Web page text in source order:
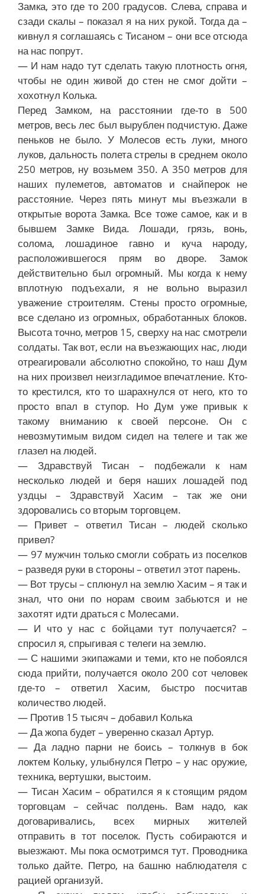
Замка, это где то 200 градусов. Слева, справа и
сзади скалы – показал я на них рукой. Тогда да –
кивнул я соглашаясь с Тисаном – они все отсюда
на нас попрут.
— И нам надо тут сделать такую плотность огня,
чтобы не один живой до стен не смог дойти –
хохотнул Колька.
Перед Замком, на расстоянии где-то в 500
метров, весь лес был вырублен подчистую. Даже
пеньков не было. У Молесов есть луки, много
луков, дальность полета стрелы в среднем около
250 метров, ну возьмем 350. А 350 метров для
наших пулеметов, автоматов и снайперок не
расстояние. Через пять минут мы въезжали в
открытые ворота Замка. Все тоже самое, как и в
бывшем Замке Вида. Лошади, грязь, вонь,
солома, лошадиное гавно и куча народу,
расположившегося прям во дворе. Замок
действительно был огромный. Мы когда к нему
вплотную подъехали, я не вольно выразил
уважение строителям. Стены просто огромные,
все сделано из огромных, обработанных блоков.
Высота точно, метров 15, сверху на нас смотрели
солдаты. Так вот, если на въезжающих нас, люди
отреагировали абсолютно спокойно, то наш Дум
на них произвел неизгладимое впечатление. Кто-
то крестился, кто то шарахнулся от него, кто то
просто впал в ступор. Но Дум уже привык к
такому вниманию к своей персоне. Он с
невозмутимым видом сидел на телеге и так же
глазел на людей.
— Здравствуй Тисан – подбежали к нам
несколько людей и беря наших лошадей под
уздцы – Здравствуй Хасим – так же они
здоровались со вторым торговцем.
— Привет – ответил Тисан – людей сколько
привел?
— 97 мужчин только смогли собрать из поселков
– разведя руки в стороны – ответил этот парень.
— Вот трусы – сплюнул на землю Хасим – я так и
знал, что они по норам своим забьются и не
захотят идти драться с Молесами.
— И что у нас с бойцами тут получается? –
спросил я, спрыгивая с телеги на землю.
— С нашими экипажами и теми, кто не побоялся
сюда прийти, получается около 200 сот человек
где-то – ответил Хасим, быстро посчитав
количество людей.
— Против 15 тысяч – добавил Колька
— Да жопа будет – уверенно сказал Артур.
— Да ладно парни не боись – толкнув в бок
локтем Кольку, улыбнулся Петро – у нас оружие,
техника, вертушки, выстоим.
— Тисан Хасим – обратился я к стоящим рядом
торговцам – сейчас полдень. Вам надо, как
договаривались, всех мирных жителей
отправить в тот поселок. Пусть собираются и
выезжают. Мы пока осмотримся тут. Проводника
только дайте. Петро, на башню наблюдателя с
рацией организуй.